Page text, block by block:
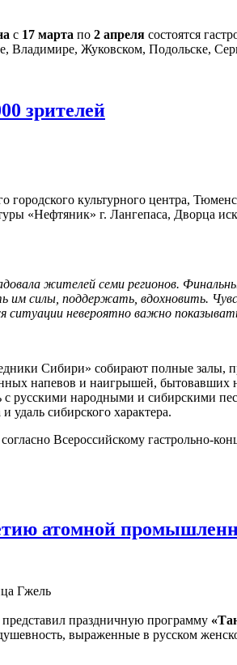
с 17 марта по 2 апреля состоятся
Жуковском, Подольске,
зрителей
культурного центра,
«Нефтяник» г. Лангепаса, Дворца
жителей семи регионов.
им силы, поддержать, вдохновить.
ситуации невероятно важно
Сибири» собирают полные залы,
напевов и наигрышей, бытовавших
русскими народными и сибирскими
удаль сибирского характера.
Всероссийскому гастрольно-
атомной
Гжель
праздничную программу
выраженные в русском